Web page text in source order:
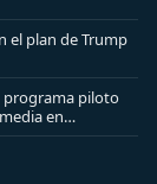
el plan de Trump
programa piloto
en